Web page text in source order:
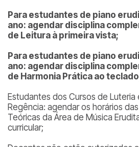
Para estudantes de piano
ano: agendar disciplina
de Leitura à primeira vista;
Para estudantes de piano
ano: agendar disciplina
de Harmonia Prática ao
Estudantes dos Cursos de Luteria
Regência: agendar os horários
Teóricas da Área de Música
curricular;